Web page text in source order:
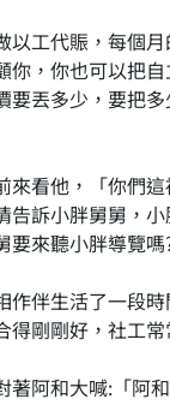
以工代賑，每個
你，你也可以把
要丟多少，要把
來看他，「你們
告訴小胖舅舅，
來聽小胖導覽
作伴生活了一段
得剛剛好，社工
阿和大喊:「阿和